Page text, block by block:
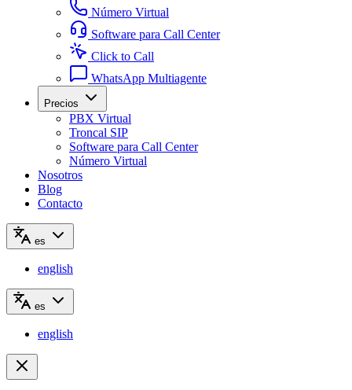
Número Virtual
Software para Call Center
Click to Call
WhatsApp Multiagente
Precios
PBX Virtual
Troncal SIP
Software para Call Center
Número Virtual
Nosotros
Blog
Contacto
es
english
es
english